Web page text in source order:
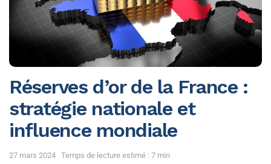
Réserves d’or de la France :
stratégie nationale et
influence mondiale
27 mars 2024 Temps de lecture estimé : 7 min